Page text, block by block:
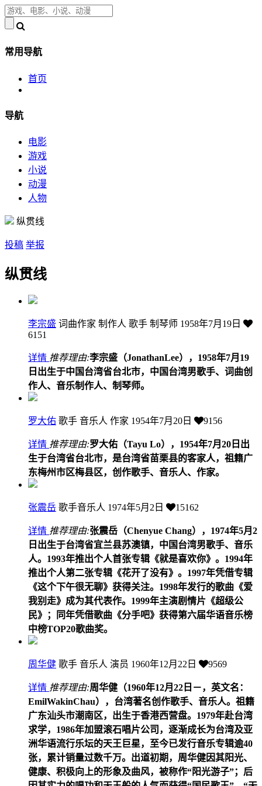
常用导航
首页
导航
电影
游戏
小说
动漫
人物
纵贯线
投稿 举报
纵贯线
李宗盛 词曲作家 制作人 歌手 制琴师 1958年7月19日
6151
详情 推荐理由:李宗盛（JonathanLee），1958年7月19
日出生于中国台湾省台北市，中国台湾男歌手、词曲创
作人、音乐制作人、制琴师。
罗大佑 歌手 音乐人 作家 1954年7月20日 9156
详情 推荐理由:罗大佑（Tayu Lo），1954年7月20日出
生于台湾省台北市，是台湾省苗栗县的客家人，祖籍广
东梅州市区梅县区，创作歌手、音乐人、作家。
张震岳 歌手音乐人 1974年5月2日 15162
详情 推荐理由:张震岳（Chenyue Chang），1974年5月2
日出生于台湾省宜兰县苏澳镇，中国台湾男歌手、音乐
人。1993年推出个人首张专辑《就是喜欢你》。1994年
推出个人第二张专辑《花开了没有》。1997年凭借专辑
《这个下午很无聊》获得关注。1998年发行的歌曲《爱
我别走》成为其代表作。1999年主演剧情片《超级公
民》；同年凭借歌曲《分手吧》获得第六届华语音乐榜
中榜TOP20歌曲奖。
周华健 歌手 音乐人 演员 1960年12月22日 9569
详情 推荐理由:周华健（1960年12月22日－，英文名：
EmilWakinChau），台湾著名创作歌手、音乐人。祖籍
广东汕头市潮南区，出生于香港西营盘。1979年赴台湾
求学，1986年加盟滚石唱片公司，逐渐成长为台湾及亚
洲华语流行乐坛的天王巨星，至今已发行音乐专辑逾40
张，累计销量过数千万。出道初期，周华健因其阳光、
健康、积极向上的形象及曲风，被称作“阳光游子”；后